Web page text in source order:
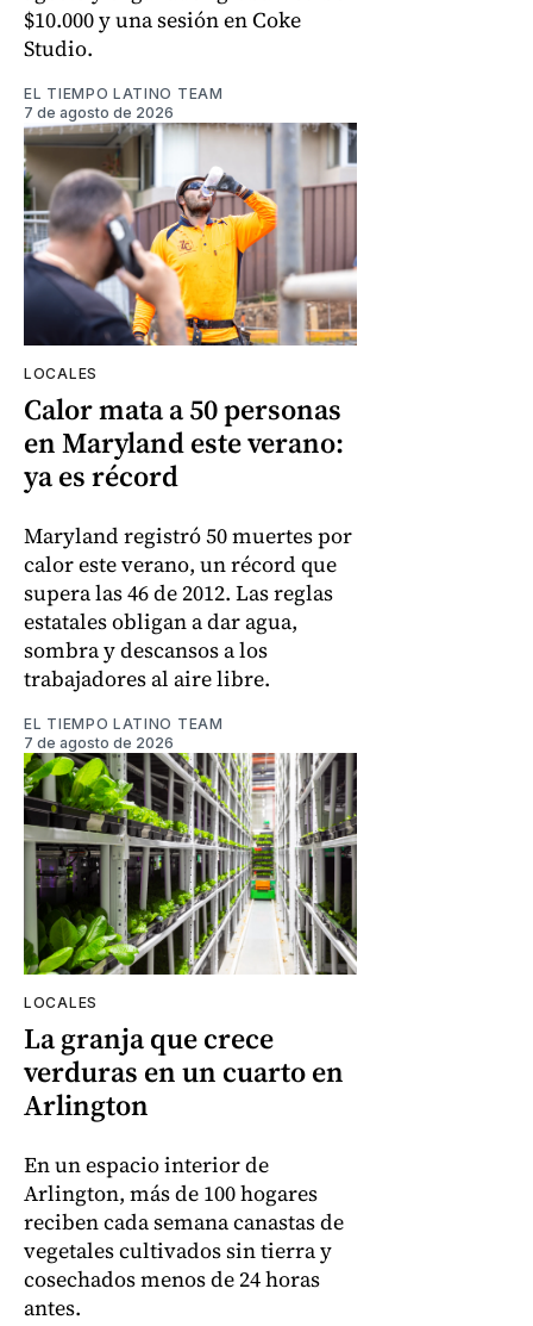
$10.000 y una sesión en Coke
Studio.
EL TIEMPO LATINO TEAM
7 de agosto de 2026
LOCALES
Calor mata a 50 personas
en Maryland este verano:
ya es récord
Maryland registró 50 muertes por
calor este verano, un récord que
supera las 46 de 2012. Las reglas
estatales obligan a dar agua,
sombra y descansos a los
trabajadores al aire libre.
EL TIEMPO LATINO TEAM
7 de agosto de 2026
LOCALES
La granja que crece
verduras en un cuarto en
Arlington
En un espacio interior de
Arlington, más de 100 hogares
reciben cada semana canastas de
vegetales cultivados sin tierra y
cosechados menos de 24 horas
antes.